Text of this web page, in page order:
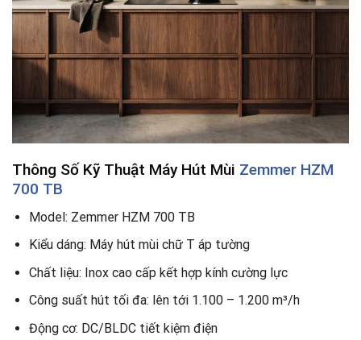
Thông Số Kỹ Thuật Máy Hút Mùi Zemmer HZM
700 TB
Model: Zemmer HZM 700 TB
Kiểu dáng: Máy hút mùi chữ T áp tường
Chất liệu: Inox cao cấp kết hợp kính cường lực
Công suất hút tối đa: lên tới 1.100 – 1.200 m³/h
Động cơ: DC/BLDC tiết kiệm điện